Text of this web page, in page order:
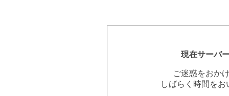
現在サーバ
ご迷惑をおか
しばらく時間を